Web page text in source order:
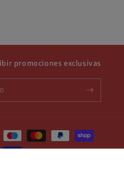
promociones exclusivas